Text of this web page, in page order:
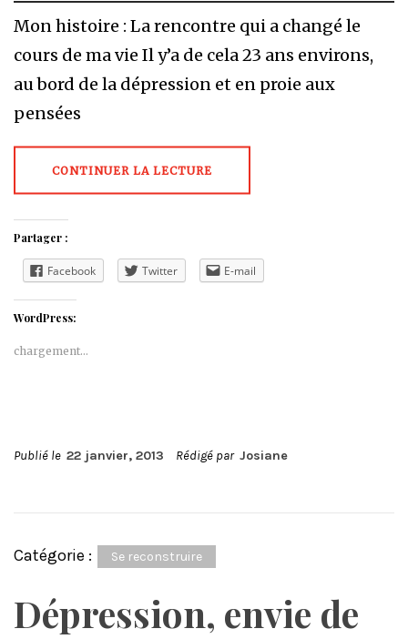
Mon histoire : La rencontre qui a changé le
cours de ma vie Il y’a de cela 23 ans environs,
au bord de la dépression et en proie aux
pensées
CONTINUER LA LECTURE
Partager :
Facebook Twitter E-mail
WordPress:
chargement…
Publié le 22 janvier, 2013 Rédigé par Josiane
Catégorie : Se reconstruire
Dépression, envie de